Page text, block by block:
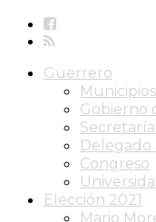
Guerrero
Municipios
Gobierno
Delegado
Congreso
Elección 2021
Mario